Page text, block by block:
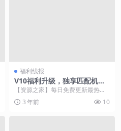
福利线报
V10福利升级，独享匹配机
制，镜传说级加强，T0孙膑、
狂铁挨刀
【资源之家】每日免费更新最热门
的副业项目资源 王者荣耀体验服在
5月19日的更新中...
3 年前 10